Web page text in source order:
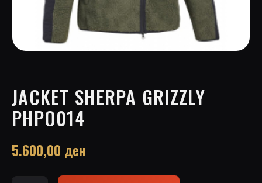
JACKET SHERPA GRIZZLY
PHPO014
5.600,00 ден